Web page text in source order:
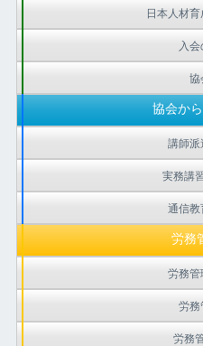
日本人材
入
協
協会か
講師派
実務講
通信教
労務
労務管
労務
労務